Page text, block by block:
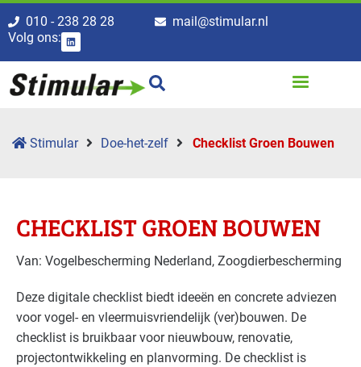
010 - 238 28 28
mail@stimular.nl
Volg ons:
Stimular Doe-het-zelf Checklist Groen Bouwen
CHECKLIST GROEN BOUWEN
Van: Vogelbescherming Nederland, Zoogdierbescherming
Deze digitale checklist biedt ideeën en concrete adviezen
voor vogel- en vleermuisvriendelijk (ver)bouwen. De
checklist is bruikbaar voor nieuwbouw, renovatie,
projectontwikkeling en planvorming. De checklist is